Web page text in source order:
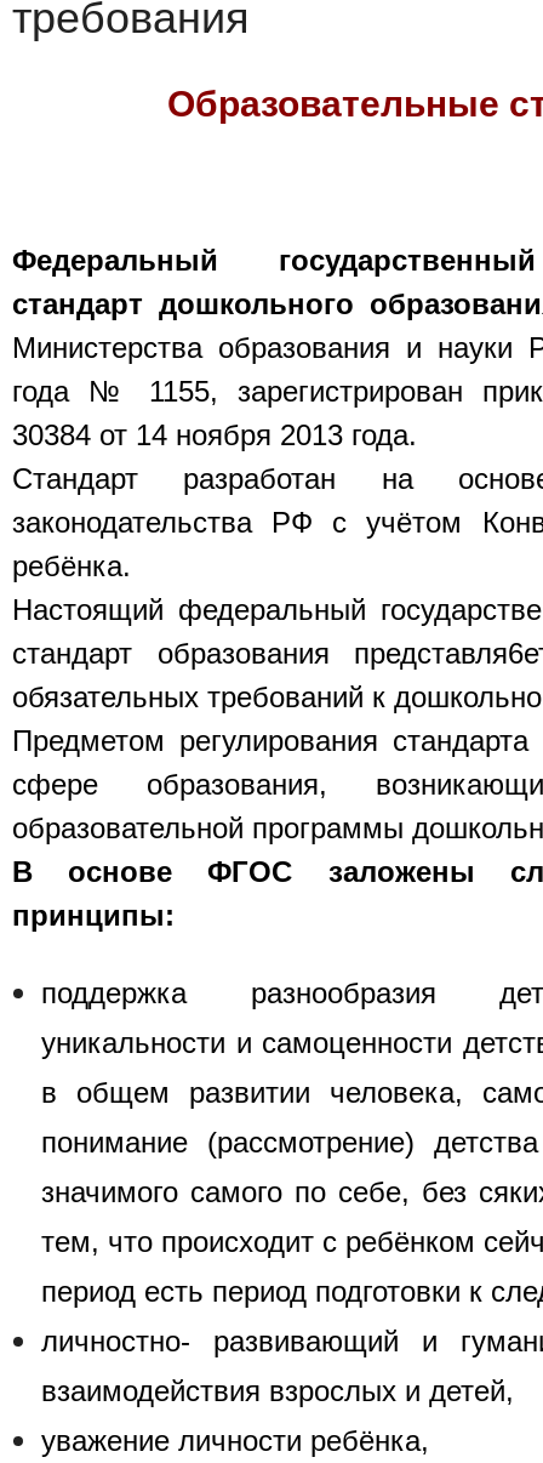
требования
Образовательные
Федеральный
стандарт дошкольного
Министерства образования и
года № 1155, зарегистрирован
30384 от 14 ноября 2013 года.
Стандарт разработан на
законодательства РФ с учётом
ребёнка.
Настоящий федеральный
стандарт образования
обязательных требований к
Предметом регулирования
сфере образования,
образовательной программы
В основе ФГОС заложены
принципы:
поддержка разнообразия
уникальности и самоценности
в общем развитии человека,
понимание (рассмотрение)
значимого самого по себе, без
тем, что происходит с ребёнком
период есть период подготовки к
личностно- развивающий и
взаимодействия взрослых и детей,
уважение личности ребёнка,